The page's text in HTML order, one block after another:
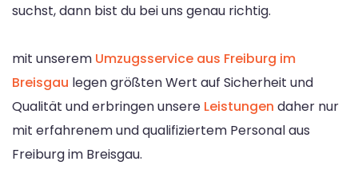
suchst, dann bist du bei uns genau richtig.
mit unserem Umzugsservice aus Freiburg im
Breisgau legen größten Wert auf Sicherheit und
Qualität und erbringen unsere Leistungen daher nur
mit erfahrenem und qualifiziertem Personal aus
Freiburg im Breisgau.